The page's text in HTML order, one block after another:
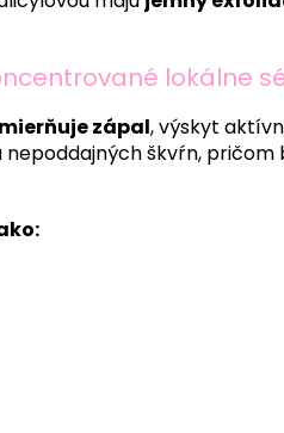
lokálne
zápal, výskyt
škvŕn, pričom